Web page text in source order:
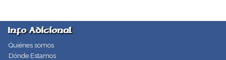
Info Adicional
Quiénes somos
Dónde Estamos